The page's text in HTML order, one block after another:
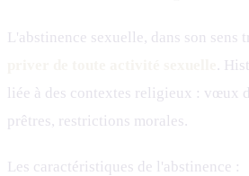
L'abstinence sexuelle, dans son sens
.
liée à des contextes religieux : vœux
prêtres, restrictions morales.
Les caractéristiques de l'abstinence :